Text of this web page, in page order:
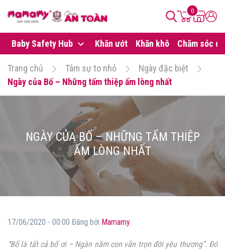
0
Baby Safety Hub Khăn ướt Khăn khô Chăm sóc da
Trang chủ Tâm sự to nhỏ
Ngày đặc biệt
Ngày của Bố – Những tấm thiệp ấm lòng nhất
NGÀY CỦA BỐ – NHỮNG TẤM THIỆP
ẤM LÒNG NHẤT
17/06/2020 - 00:00 Đăng bởi Mamamy
“Bố là tất cả bố ơi – Ngàn năm con vẫn trọn đời yêu thương”. Đó